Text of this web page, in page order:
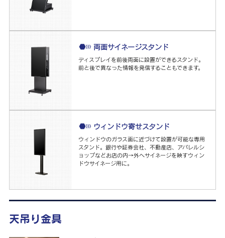
両面サイネージスタンド
ディスプレイを前後両面に設置ができるスタンド。
前と後で異なった情報を発信することもできます。
ウィンドウ寄せスタンド
ウィンドウのガラス面に近づけて設置が可能な専用
スタンド。銀行や証券会社、不動産店、アパレルシ
ョップなどお店の内→外へサイネージを映すウィン
ドウサイネージ用に。
天吊り金具